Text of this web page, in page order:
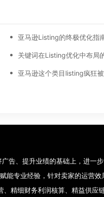
亚马逊Listing的终极优化指
关键词在Listing优化中布局
、提升业绩的基础上，进一
能专业经验，针对卖家的运营效
精细财务利润核算、精益供应